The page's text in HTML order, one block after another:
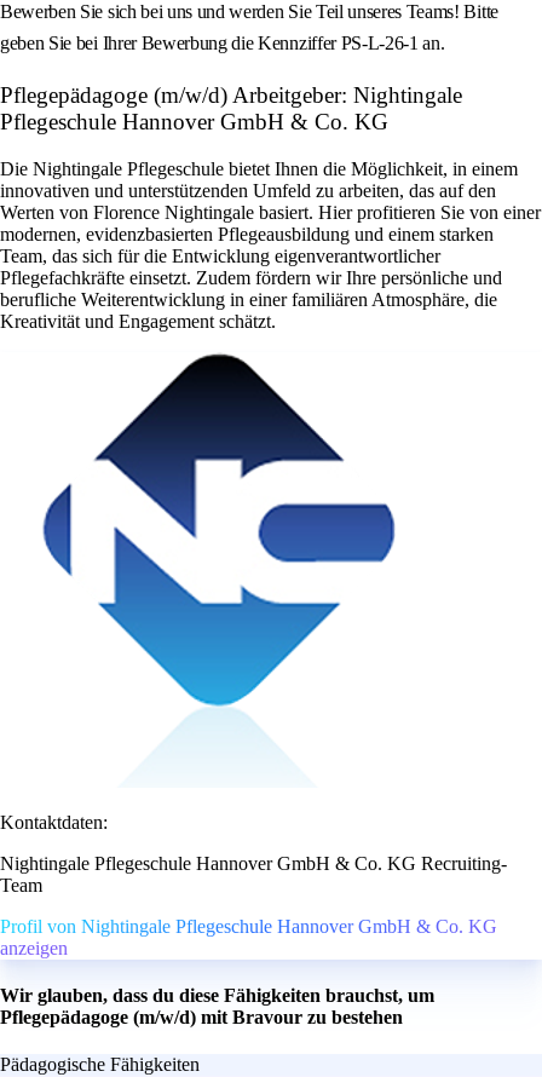
Bewerben Sie sich bei uns und werden Sie Teil unseres Teams! Bitte
geben Sie bei Ihrer Bewerbung die Kennziffer PS-L-26-1 an.
Pflegepädagoge (m/w/d) Arbeitgeber: Nightingale
Pflegeschule Hannover GmbH & Co. KG
Die Nightingale Pflegeschule bietet Ihnen die Möglichkeit, in einem
innovativen und unterstützenden Umfeld zu arbeiten, das auf den
Werten von Florence Nightingale basiert. Hier profitieren Sie von einer
modernen, evidenzbasierten Pflegeausbildung und einem starken
Team, das sich für die Entwicklung eigenverantwortlicher
Pflegefachkräfte einsetzt. Zudem fördern wir Ihre persönliche und
berufliche Weiterentwicklung in einer familiären Atmosphäre, die
Kreativität und Engagement schätzt.
Kontaktdaten:
Nightingale Pflegeschule Hannover GmbH & Co. KG Recruiting-
Team
Profil von Nightingale Pflegeschule Hannover GmbH & Co. KG
anzeigen
Wir glauben, dass du diese Fähigkeiten brauchst, um
Pflegepädagoge (m/w/d) mit Bravour zu bestehen
Pädagogische Fähigkeiten